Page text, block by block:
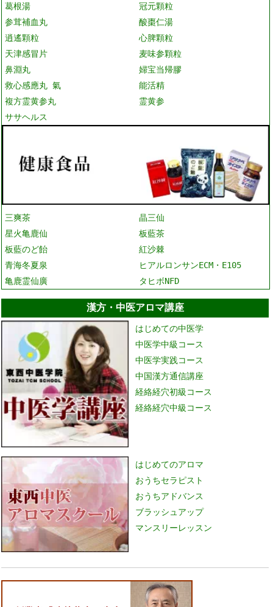
葛根湯
冠元顆粒
参茸補血丸
酸棗仁湯
逍遙顆粒
心脾顆粒
天津感冒片
麦味参顆粒
鼻淵丸
婦宝当帰膠
救心感應丸 氣
能活精
複方霊黄参丸
霊黄参
ササヘルス
三爽茶
晶三仙
星火亀鹿仙
板藍茶
板藍のど飴
紅沙棘
青海冬夏泉
ヒアルロンサンECM・E105
亀鹿霊仙廣
タヒボNFD
漢方・中医アロマ講座
はじめての中医学
中医学中級コース
中医学実践コース
中国漢方通信講座
経絡経穴初級コース
経絡経穴中級コース
はじめてのアロマ
おうちセラピスト
おうちアドバンス
ブラッシュアップ
マンスリーレッスン